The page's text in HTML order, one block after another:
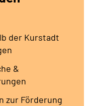
der Kurstadt
&
zur Förderung